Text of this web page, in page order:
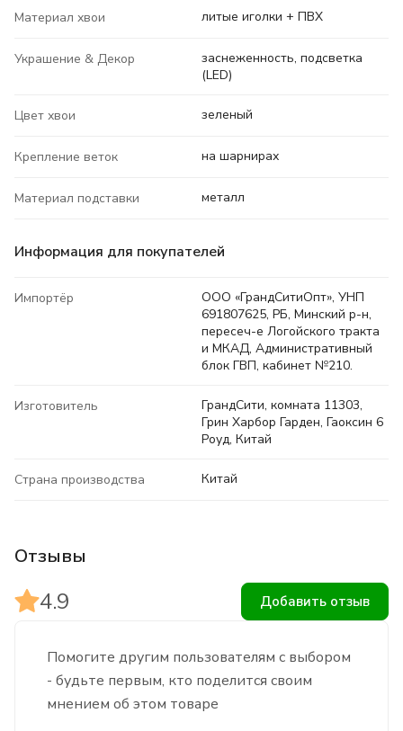
Материал хвои литые иголки + ПВХ
Украшение & Декор
заснеженность, подсветка
(LED)
Цвет хвои зеленый
Крепление веток на шарнирах
Материал подставки металл
Информация для покупателей
Импортёр
ООО «ГрандСитиОпт», УНП
691807625, РБ, Минский р-н,
пересеч-е Логойского тракта
и МКАД, Административный
блок ГВП, кабинет №210.
Изготовитель
ГрандСити, комната 11303,
Грин Харбор Гарден, Гаоксин 6
Роуд, Китай
Страна производства Китай
Отзывы
Помогите другим пользователям с выбором
- будьте первым, кто поделится своим
мнением об этом товаре
4.9 Добавить отзыв